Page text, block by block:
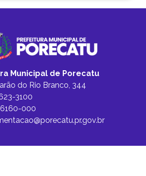
Municipal de Porecatu
do Rio Branco, 344
3100
000